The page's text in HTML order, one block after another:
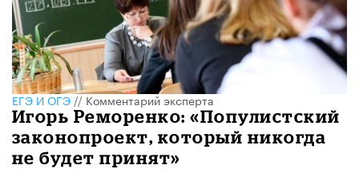
ЕГЭ И ОГЭ//Комментарий эксперта
Игорь Реморенко: «Популистский
законопроект, который никогда
не будет принят»